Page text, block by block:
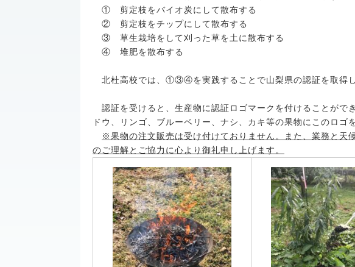
① 剪定枝をバイオ炭にして散布する
② 剪定枝をチップにして散布する
③ 草生栽培をして刈った草を土に散布する
④ 堆肥を散布する
北杜高校では、①③④を実践することで山梨県の認証を取得し
認証を受けると、生産物に認証ロゴマークを付けることがで
ドウ、リンゴ、ブルーベリー、ナシ、カキ等の果物にこのロゴ
※果物の注文販売は受け付けておりません。また、業務と天
のご理解とご協力に心より御礼申し上げます。